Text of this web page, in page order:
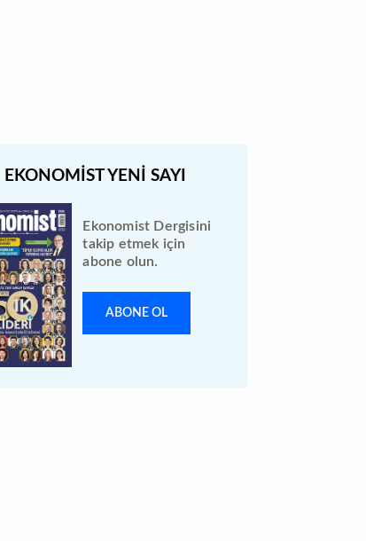
Ekonomist Dergisini
takip etmek için
abone olun.
ABONE OL